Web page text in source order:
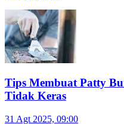
Tips Membuat Patty
Tidak Keras
31 Agt 2025, 09:00